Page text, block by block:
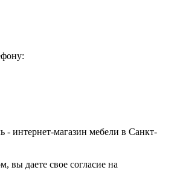
- интернет-магазин мебели в Санкт-
вы даете свое согласие на